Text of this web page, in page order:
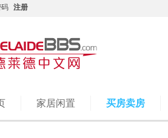
注册
家居闲置 买房卖房